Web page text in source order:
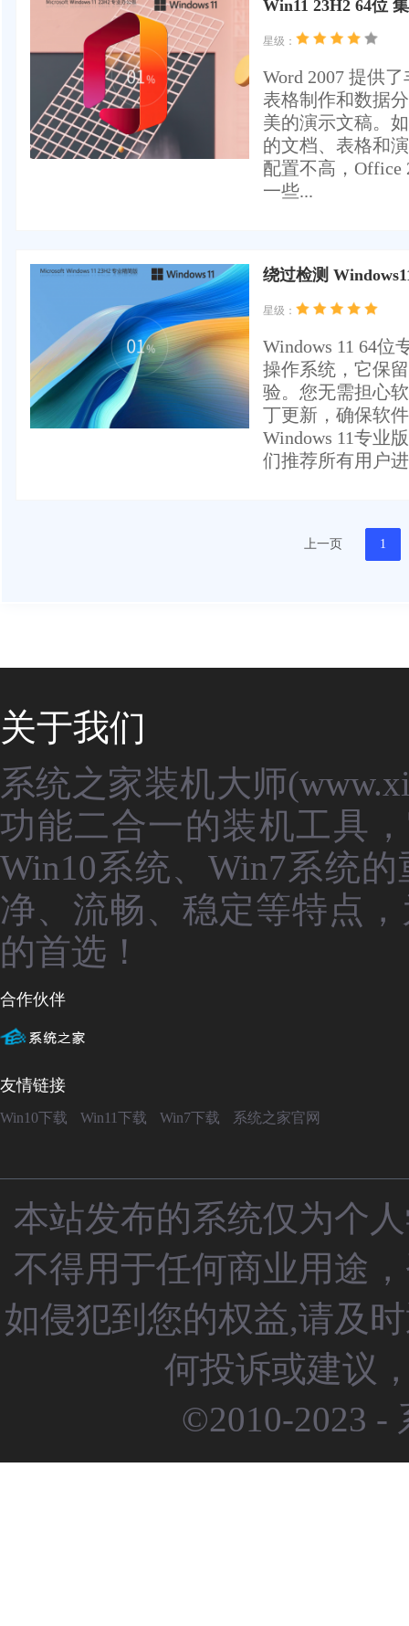
Win11 23H2 64位
星级：
Word 2007 提供
表格制作和数据
美的演示文稿。
的文档、表格和
配置不高，Office
一些...
绕过检测
星级：
Windows 11 64
操作系统，它保
验。您无需担心
丁更新，确保软
Windows 11专业
们推荐所有用户
上一页 1
关于我们
系统之家装机大师
功能二合一的装机工具
Win10系统、Win7系统
净、流畅、稳定等特点
的首选！
合作伙伴
友情链接
Win10下载 Win11下载 Win7下载 系统之家官网
本站发布的系统仅为个
不得用于任何商业用途
如侵犯到您的权益,请及
何投诉或建议
©2010-2023 -